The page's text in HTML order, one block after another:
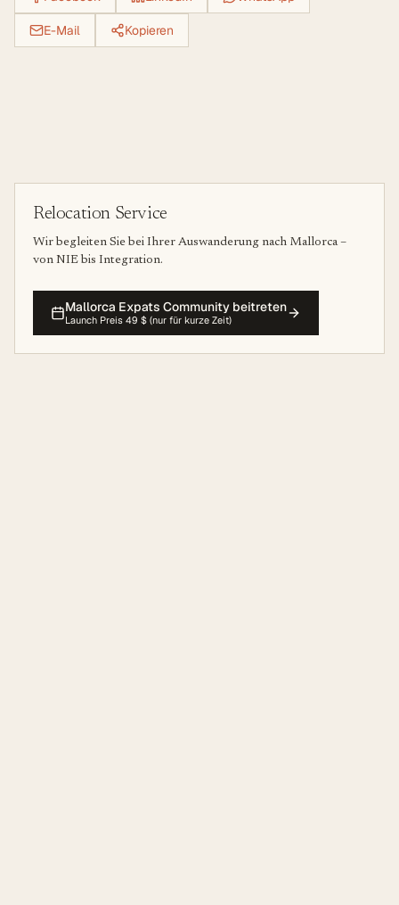
E-Mail Kopieren
Relocation Service
Wir begleiten Sie bei Ihrer Auswanderung nach Mallorca –
von NIE bis Integration.
Mallorca Expats Community beitreten
Launch Preis 49 $ (nur für kurze Zeit)